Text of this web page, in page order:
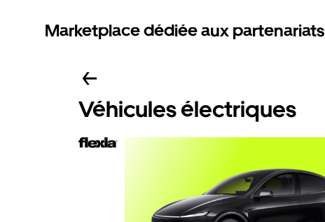
Marketplace dédiée aux partenariats
Véhicules électriques